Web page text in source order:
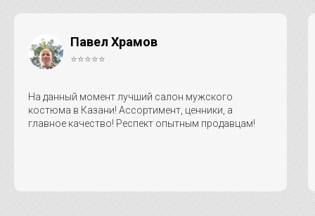
Павел Храмов
⭐⭐⭐⭐⭐
На данный момент лучший салон мужского
костюма в Казани! Ассортимент, ценники, а
главное качество! Респект опытным продавцам!